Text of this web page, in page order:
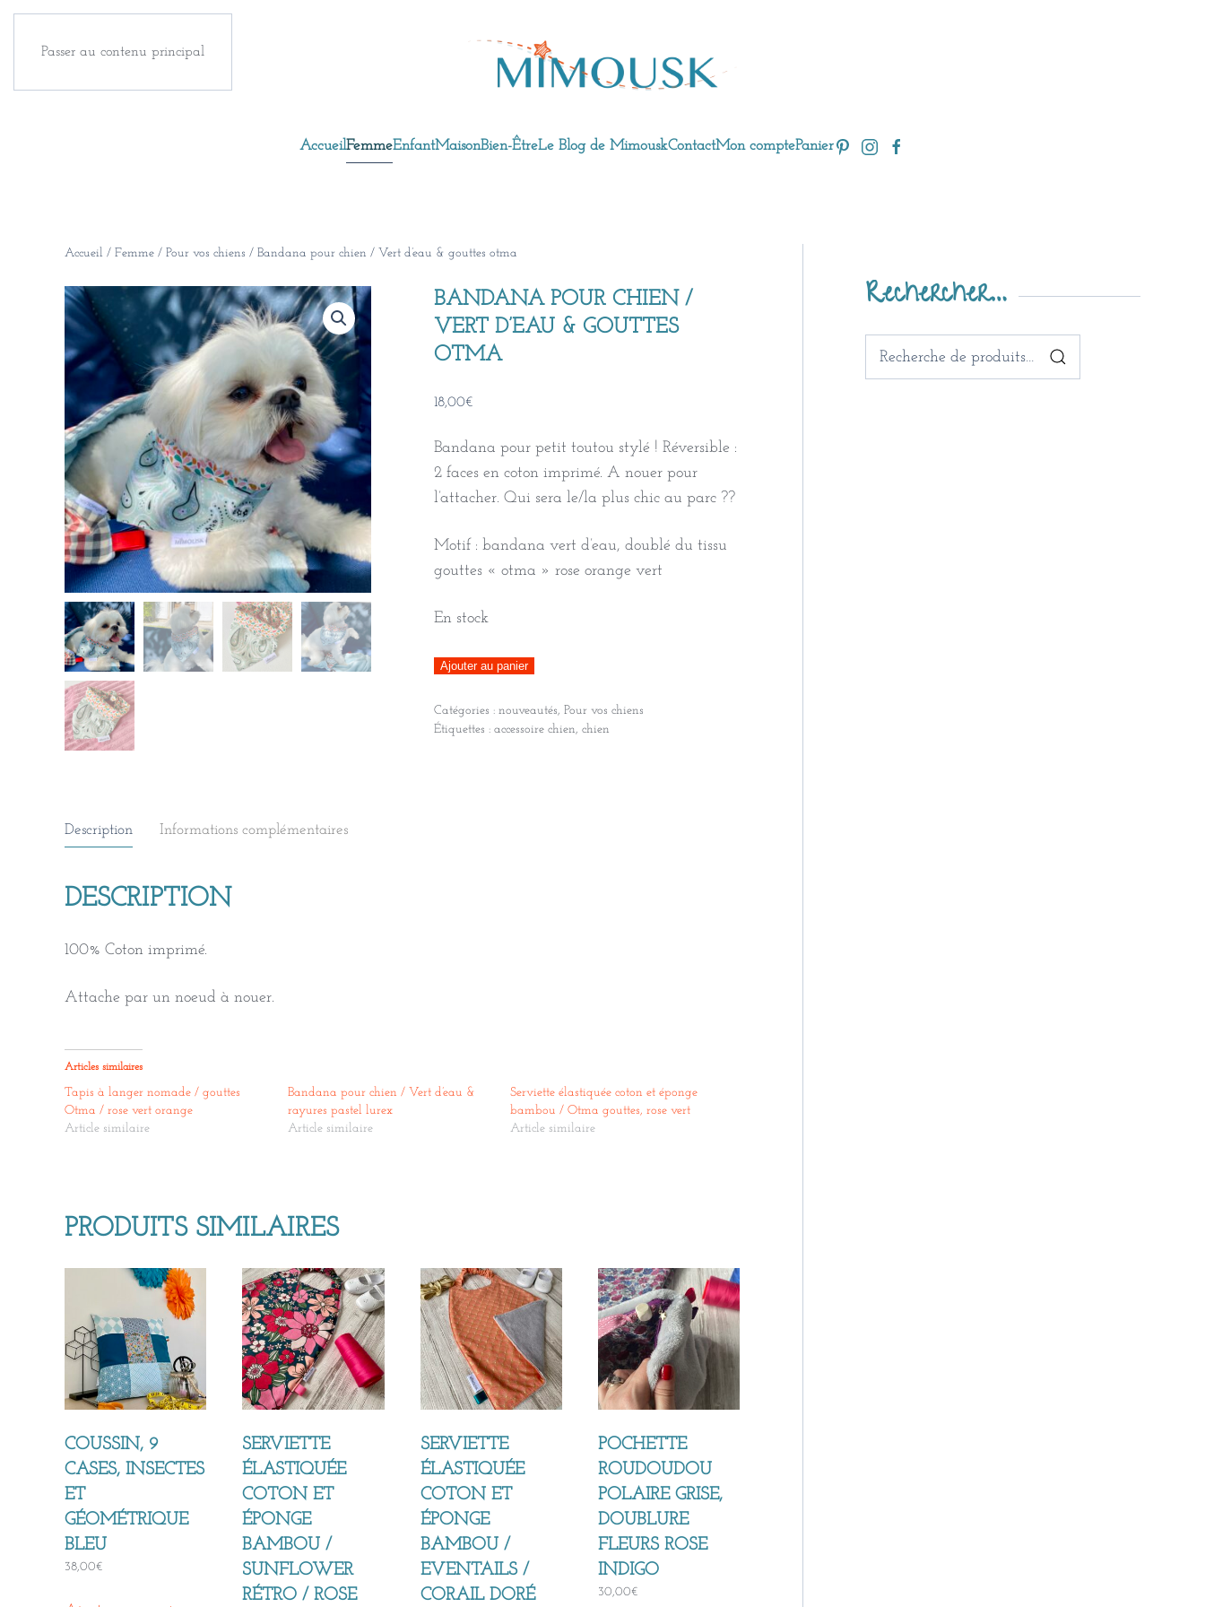
Passer au contenu principal
AccueilFemmeEnfantMaisonBien-ÊtreLe Blog de MimouskContactMon comptePanier
Accueil / Femme / Pour vos chiens / Bandana pour chien / Vert d’eau & gouttes otma
BANDANA POUR CHIEN /
VERT D’EAU & GOUTTES
OTMA
18,00€
Bandana pour petit toutou stylé ! Réversible :
2 faces en coton imprimé. A nouer pour
l’attacher. Qui sera le/la plus chic au parc ??
Motif : bandana vert d’eau, doublé du tissu
gouttes « otma » rose orange vert
En stock
quantité
Bandana
pour
Ajouter au panier
Catégories : nouveautés, Pour vos chiens
Étiquettes : accessoire chien, chien
Description Informations complémentaires
DESCRIPTION
100% Coton imprimé.
Attache par un noeud à nouer.
Articles similaires
Tapis à langer nomade / gouttes
Otma / rose vert orange
Article similaire
Bandana pour chien / Vert d’eau &
rayures pastel lurex
Article similaire
Serviette élastiquée coton et éponge
bambou / Otma gouttes, rose vert
Article similaire
PRODUITS SIMILAIRES
COUSSIN, 9
CASES, INSECTES
ET
GÉOMÉTRIQUE
BLEU
38,00€
SERVIETTE
ÉLASTIQUÉE
COTON ET
ÉPONGE
BAMBOU /
SUNFLOWER
RÉTRO / ROSE
SERVIETTE
ÉLASTIQUÉE
COTON ET
ÉPONGE
BAMBOU /
EVENTAILS /
CORAIL DORÉ
POCHETTE
ROUDOUDOU
POLAIRE GRISE,
DOUBLURE
FLEURS ROSE
INDIGO
30,00€
Rechercher…
Recherche